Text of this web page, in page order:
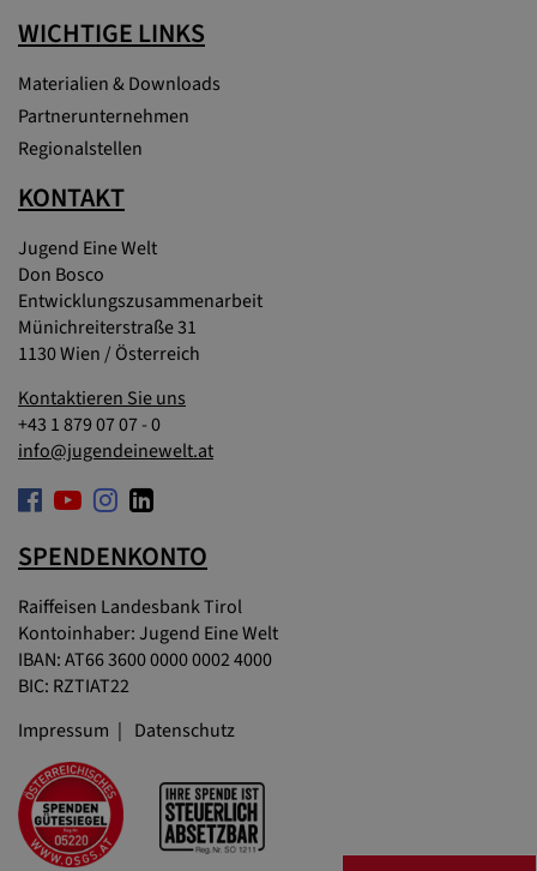
WICHTIGE LINKS
Materialien & Downloads
Partnerunternehmen
Regionalstellen
KONTAKT
Jugend Eine Welt
Don Bosco
Entwicklungszusammenarbeit
Münichreiterstraße 31
1130 Wien / Österreich
Kontaktieren Sie uns
+43 1 879 07 07 - 0
info@jugendeinewelt.at
SPENDENKONTO
Raiffeisen Landesbank Tirol
Kontoinhaber: Jugend Eine Welt
IBAN: AT66 3600 0000 0002 4000
BIC: RZTIAT22
Impressum
Datenschutz